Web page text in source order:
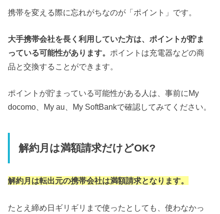
携帯を変える際に忘れがちなのが「ポイント」です。
大手携帯会社を長く利用していた方は、ポイントが貯ま
っている可能性があります。 ポイントは充電器などの商
品と交換することができます。
ポイントが貯まっている可能性がある人は、事前にMy
docomo、My au、My SoftBankで確認してみてください。
解約月は満額請求だけどOK?
解約月は転出元の携帯会社は満額請求となります。
たとえ締め日ギリギリまで使ったとしても、使わなかっ